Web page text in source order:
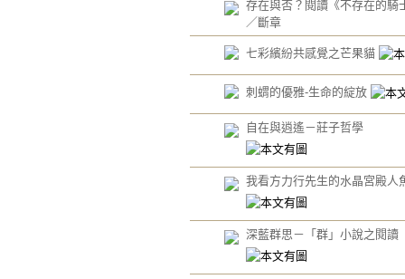
存在與否？閱讀《不存在的騎
／斷章
七彩繽紛共感覺之芒果貓
刺蝟的優雅-生命的綻放
自在與逍遙－莊子哲學
我看方力行先生的水晶宮殿人
深藍群思－「群」小說之閱讀